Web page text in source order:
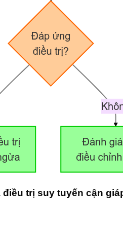
trị suy tuyến cận